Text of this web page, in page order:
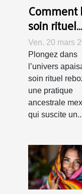
Comment
soin rituel
rebozo
le bien-être
la détente
Ven. 20 mars
Plongez dans
l’univers
soin rituel
une pratique
ancestrale
qui suscite